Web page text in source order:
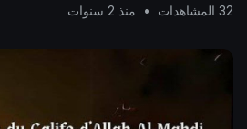
32 المشاهدات
• منذ 2 سنوات